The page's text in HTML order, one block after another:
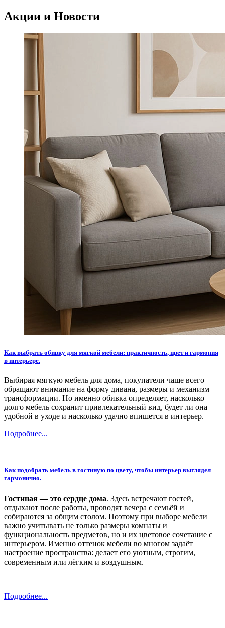
Акции и Новости
Как выбрать обивку для мягкой мебели: практичность, цвет и гармония
в интерьере.
Выбирая мягкую мебель для дома, покупатели чаще всего
обращают внимание на форму дивана, размеры и механизм
трансформации. Но именно обивка определяет, насколько
долго мебель сохранит привлекательный вид, будет ли она
удобной в уходе и насколько удачно впишется в интерьер.
Подробнее...
Как подобрать мебель в гостиную по цвету, чтобы интерьер выглядел
гармонично.
Гостиная — это сердце дома. Здесь встречают гостей,
отдыхают после работы, проводят вечера с семьёй и
собираются за общим столом. Поэтому при выборе мебели
важно учитывать не только размеры комнаты и
функциональность предметов, но и их цветовое сочетание с
интерьером. Именно оттенок мебели во многом задаёт
настроение пространства: делает его уютным, строгим,
современным или лёгким и воздушным.
Подробнее...